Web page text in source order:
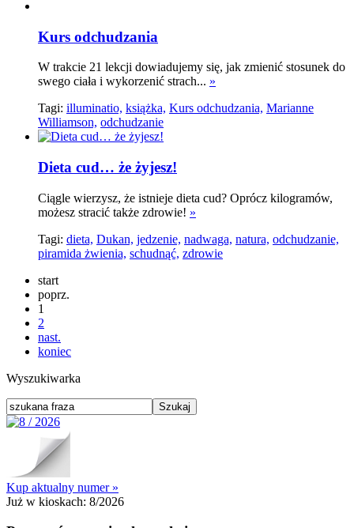
Kurs odchudzania
W trakcie 21 lekcji dowiadujemy się, jak zmienić stosunek do
swego ciała i wykorzenić strach... »
Tagi: illuminatio, książka, Kurs odchudzania, Marianne
Williamson, odchudzanie
Dieta cud… że żyjesz!
Ciągle wierzysz, że istnieje dieta cud? Oprócz kilogramów,
możesz stracić także zdrowie! »
Tagi: dieta, Dukan, jedzenie, nadwaga, natura, odchudzanie,
piramida żwienia, schudnąć, zdrowie
start
poprz.
1
2
nast.
koniec
Wyszukiwarka
Kup aktualny numer »
Już w kioskach: 8/2026